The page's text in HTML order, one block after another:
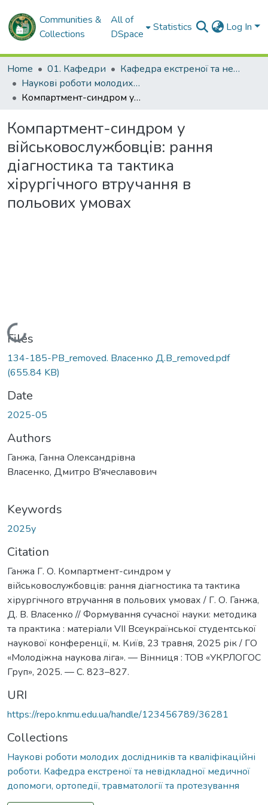
Communities &
Collections
All of
DSpace
Statistics Log In
Home 01. Кафедри
Кафедра екстреної та невідкладної медичної допомоги, ортопедії, травматології та протезування
Наукові роботи молодих дослідників та кваліфікаційні роботи. Кафедра екстреної та невідкладної медичної допомоги, ортопедії, травматології та протезування
Компартмент-синдром у військовослужбовців: рання діагностика та тактика хірургічного втручання в польових умовах
Компартмент-синдром у
військовослужбовців: рання
діагностика та тактика
хірургічного втручання в
польових умовах
Loading...
Files
134-185-PB_removed. Власенко Д.В_removed.pdf
(655.84 KB)
Date
2025-05
Authors
Ганжа, Ганна Олександрівна
Власенко, Дмитро В'ячеславович
Keywords
2025у
Citation
Ганжа Г. О. Компартмент-синдром у
військовослужбовців: рання діагностика та тактика
хірургічного втручання в польових умовах / Г. О. Ганжа,
Д. В. Власенко // Формування сучасної науки: методика
та практика : матеріали VII Всеукраїнської студентської
наукової конференції, м. Київ, 23 травня, 2025 рік / ГО
«Молодіжна наукова ліга». — Вінниця : ТОВ «УКРЛОГОС
Груп», 2025. — С. 823–827.
URI
https://repo.knmu.edu.ua/handle/123456789/36281
Collections
Наукові роботи молодих дослідників та кваліфікаційні
роботи. Кафедра екстреної та невідкладної медичної
допомоги, ортопедії, травматології та протезування